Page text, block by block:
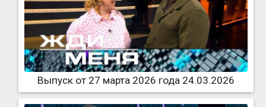
Выпуск от 27 марта 2026 года 24.03.2026